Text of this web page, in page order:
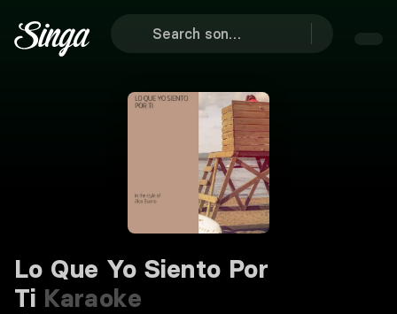
Lo Que Yo Siento Por
Ti Karaoke